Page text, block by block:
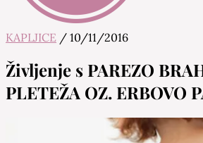
Mamina Maza
Blog & Portal za starše in
KAPLJICE / 10/11/2016
Življenje s PAREZO
PLETEŽA OZ. ERBOVO